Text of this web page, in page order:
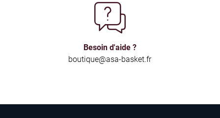
Besoin d'aide ?
boutique@asa-basket.fr